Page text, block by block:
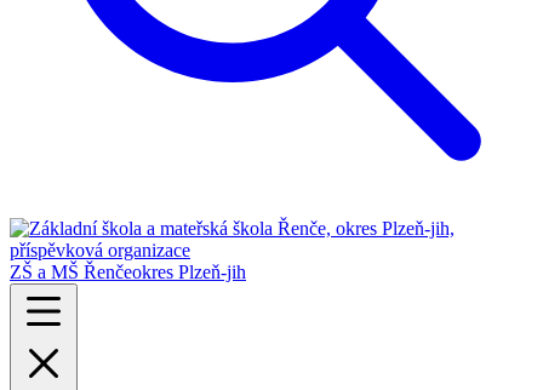
ZŠ a MŠ Řenčeokres Plzeň-jih